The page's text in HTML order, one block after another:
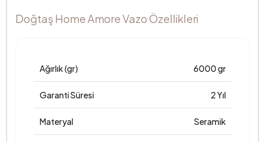
Doğtaş Home Amore Vazo Özellikleri
Ağırlık (gr) 6000 gr
Garanti Süresi 2 Yıl
Materyal Seramik